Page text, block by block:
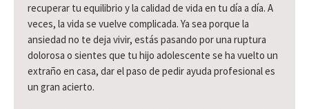
recuperar tu equilibrio y la calidad de vida en tu día a día. A
veces, la vida se vuelve complicada. Ya sea porque la
ansiedad no te deja vivir, estás pasando por una ruptura
dolorosa o sientes que tu hijo adolescente se ha vuelto un
extraño en casa, dar el paso de pedir ayuda profesional es
un gran acierto.